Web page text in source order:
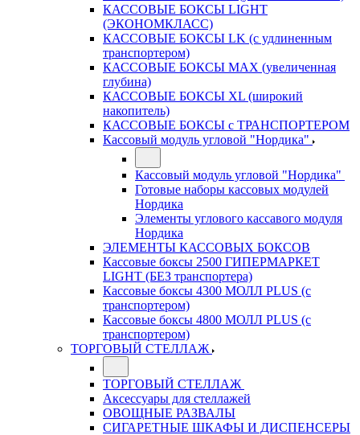
КАССОВЫЕ БОКСЫ LIGHT
(ЭКОНОМКЛАСС)
КАССОВЫЕ БОКСЫ LK (с удлиненным
транспортером)
КАССОВЫЕ БОКСЫ MAX (увеличенная
глубина)
КАССОВЫЕ БОКСЫ XL (широкий
накопитель)
КАССОВЫЕ БОКСЫ с ТРАНСПОРТЕРОМ
Кассовый модуль угловой "Нордика"
Кассовый модуль угловой "Нордика"
Готовые наборы кассовых модулей
Нордика
Элементы углового кассавого модуля
Нордика
ЭЛЕМЕНТЫ КАССОВЫХ БОКСОВ
Кассовые боксы 2500 ГИПЕРМАРКЕТ
LIGHT (БЕЗ транспортера)
Кассовые боксы 4300 МОЛЛ PLUS (с
транспортером)
Кассовые боксы 4800 МОЛЛ PLUS (с
транспортером)
ТОРГОВЫЙ СТЕЛЛАЖ
ТОРГОВЫЙ СТЕЛЛАЖ
Аксессуары для стеллажей
ОВОЩНЫЕ РАЗВАЛЫ
СИГАРЕТНЫЕ ШКАФЫ И ДИСПЕНСЕРЫ